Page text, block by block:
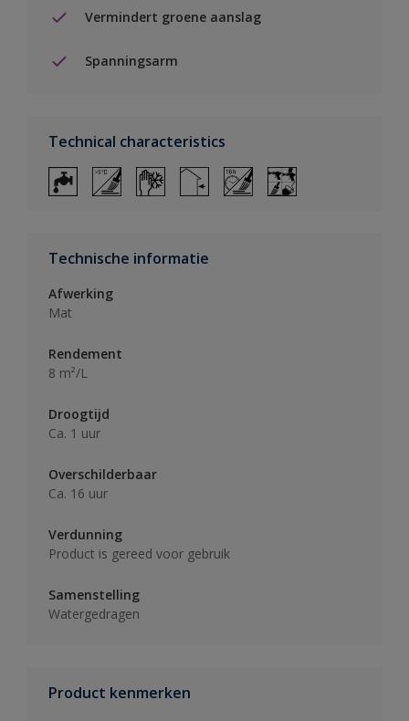
Vermindert groene aanslag
Spanningsarm
Technical characteristics
Technische informatie
Afwerking
Mat
Rendement
8 m²/L
Droogtijd
Ca. 1 uur
Overschilderbaar
Ca. 16 uur
Verdunning
Product is gereed voor gebruik
Samenstelling
Watergedragen
Product kenmerken